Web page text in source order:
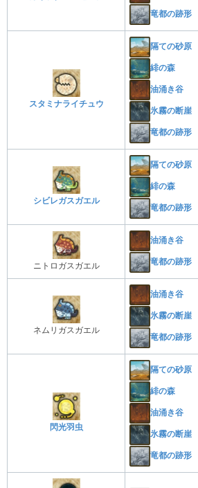
竜都の跡形
スタミナライチュウ
隔ての砂原
緋の森
油涌き谷
氷霧の断崖
竜都の跡形
シビレガスガエル
隔ての砂原
緋の森
竜都の跡形
ニトロガスガエル
油涌き谷
竜都の跡形
ネムリガスガエル
油涌き谷
氷霧の断崖
竜都の跡形
閃光羽虫
隔ての砂原
緋の森
油涌き谷
氷霧の断崖
竜都の跡形